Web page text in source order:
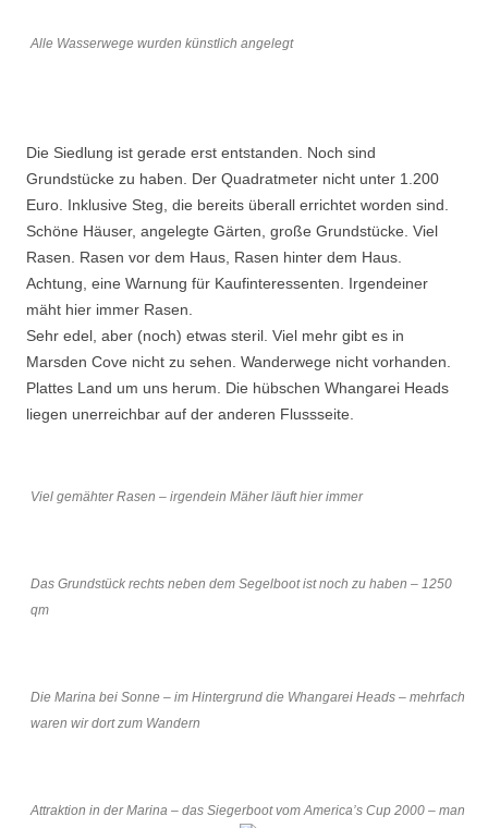
Alle Wasserwege wurden künstlich angelegt
Die Siedlung ist gerade erst entstanden. Noch sind
Grundstücke zu haben. Der Quadratmeter nicht unter 1.200
Euro. Inklusive Steg, die bereits überall errichtet worden sind.
Schöne Häuser, angelegte Gärten, große Grundstücke. Viel
Rasen. Rasen vor dem Haus, Rasen hinter dem Haus.
Achtung, eine Warnung für Kaufinteressenten. Irgendeiner
mäht hier immer Rasen.
Sehr edel, aber (noch) etwas steril. Viel mehr gibt es in
Marsden Cove nicht zu sehen. Wanderwege nicht vorhanden.
Plattes Land um uns herum. Die hübschen Whangarei Heads
liegen unerreichbar auf der anderen Flussseite.
Viel gemähter Rasen – irgendein Mäher läuft hier immer
Das Grundstück rechts neben dem Segelboot ist noch zu haben – 1250
qm
Die Marina bei Sonne – im Hintergrund die Whangarei Heads – mehrfach
waren wir dort zum Wandern
Attraktion in der Marina – das Siegerboot vom America’s Cup 2000 – man